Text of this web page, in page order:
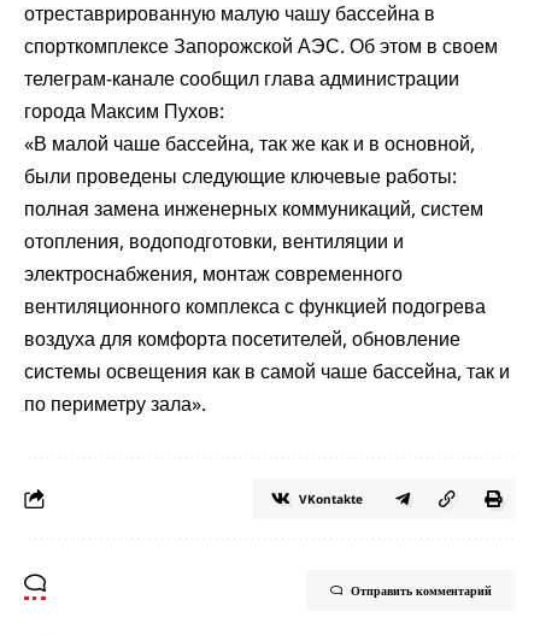
отреставрированную малую чашу бассейна в
спорткомплексе Запорожской АЭС. Об этом в своем
телеграм-канале сообщил глава администрации
города Максим Пухов:
«В малой чаше бассейна, так же как и в основной,
были проведены следующие ключевые работы:
полная замена инженерных коммуникаций, систем
отопления, водоподготовки, вентиляции и
электроснабжения, монтаж современного
вентиляционного комплекса с функцией подогрева
воздуха для комфорта посетителей, обновление
системы освещения как в самой чаше бассейна, так и
по периметру зала».
VKontakte
Отправить комментарий